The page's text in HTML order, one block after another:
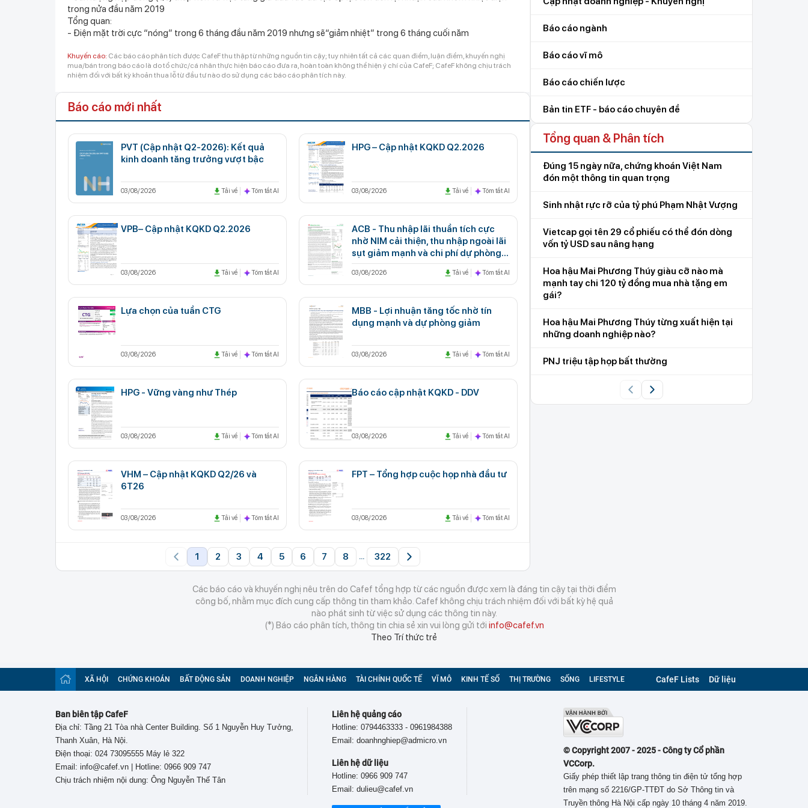
trong nửa đầu năm 2019
Tổng quan:
- Điện mặt trời cực “nóng” trong 6 tháng đầu năm 2019 nhưng sẽ“giảm nhiệt” trong 6 tháng cuối năm
Khuyến cáo: Các báo cáo phân tích được CafeF thu thập từ những nguồn tin cậy; tuy nhiên tất cả các quan điểm, luận điểm, khuyến nghị
mua/bán trong báo cáo là do tổ chức/cá nhân thực hiện báo cáo đưa ra, hoàn toàn không thể hiện ý chí của CafeF; CafeF không chịu trách
nhiệm đối với bất kỳ khoản thua lỗ từ đầu tư nào do sử dụng các báo cáo phân tích này.
Báo cáo mới nhất
PVT (Cập nhật Q2-2026): Kết quả
kinh doanh tăng trưởng vượt bậc
03/08/2026 Tải về Tóm tắt AI
HPG – Cập nhật KQKD Q2.2026
03/08/2026 Tải về Tóm tắt AI
VPB– Cập nhật KQKD Q2.2026
03/08/2026 Tải về Tóm tắt AI
ACB - Thu nhập lãi thuần tích cực
nhờ NIM cải thiện, thu nhập ngoài lãi
sụt giảm mạnh và chi phí dự phòng
gia tăng
03/08/2026 Tải về Tóm tắt AI
Lựa chọn của tuần CTG
03/08/2026 Tải về Tóm tắt AI
MBB - Lợi nhuận tăng tốc nhờ tín
dụng mạnh và dự phòng giảm
03/08/2026 Tải về Tóm tắt AI
HPG - Vững vàng như Thép
03/08/2026 Tải về Tóm tắt AI
Báo cáo cập nhật KQKD - DDV
03/08/2026 Tải về Tóm tắt AI
VHM – Cập nhật KQKD Q2/26 và
6T26
03/08/2026 Tải về Tóm tắt AI
FPT – Tổng hợp cuộc họp nhà đầu tư
03/08/2026 Tải về Tóm tắt AI
1 2 3 4 5 6 7 8 ... 322
Báo cáo ngành
Báo cáo vĩ mô
Báo cáo chiến lược
Bản tin ETF - báo cáo chuyên đề
Tổng quan & Phân tích
Đúng 15 ngày nữa, chứng khoán Việt Nam
đón một thông tin quan trọng
Sinh nhật rực rỡ của tỷ phú Phạm Nhật Vượng
Vietcap gọi tên 29 cổ phiếu có thể đón dòng
vốn tỷ USD sau nâng hạng
Hoa hậu Mai Phương Thúy giàu cỡ nào mà
mạnh tay chi 120 tỷ đồng mua nhà tặng em
gái?
Hoa hậu Mai Phương Thúy từng xuất hiện tại
những doanh nghiệp nào?
PNJ triệu tập họp bất thường
Các báo cáo và khuyến nghị nêu trên do Cafef tổng hợp từ các nguồn được xem là đáng tin cậy tại thời điểm
công bố, nhằm mục đích cung cấp thông tin tham khảo. Cafef không chịu trách nhiệm đối với bất kỳ hệ quả
nào phát sinh từ việc sử dụng các thông tin này.
(*) Báo cáo phân tích, thông tin chia sẻ xin vui lòng gửi tới info@cafef.vn
Theo Trí thức trẻ
XÃ HỘI CHỨNG KHOÁN BẤT ĐỘNG SẢN DOANH NGHIỆP NGÂN HÀNG TÀI CHÍNH QUỐC TẾ VĨ MÔ KINH TẾ SỐ THỊ TRƯỜNG SỐNG LIFESTYLE CafeF Lists Dữ liệu
Ban biên tập CafeF
Địa chỉ: Tầng 21 Tòa nhà Center Building. Số 1 Nguyễn Huy Tưởng,
Thanh Xuân, Hà Nội.
Điện thoại: 024 73095555 Máy lẻ 322
Email: info@cafef.vn | Hotline: 0966 909 747
Chịu trách nhiệm nội dung: Ông Nguyễn Thế Tân
Liên hệ quảng cáo
Hotline: 0794463333 - 0961984388
Email: doanhnghiep@admicro.vn
Liên hệ dữ liệu
Hotline: 0966 909 747
Email: dulieu@cafef.vn
© Copyright 2007 - 2025 - Công ty Cổ phần
VCCorp.
Giấy phép thiết lập trang thông tin điện tử tổng hợp
trên mạng số 2216/GP-TTĐT do Sở Thông tin và
Truyền thông Hà Nội cấp ngày 10 tháng 4 năm 2019.